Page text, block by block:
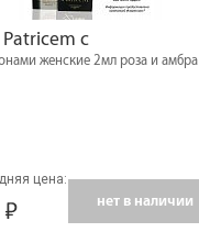
с
женские 2мл роза и амбра
цена:
нет в наличии